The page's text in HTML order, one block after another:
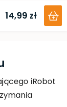
14,99 zł
iRobot